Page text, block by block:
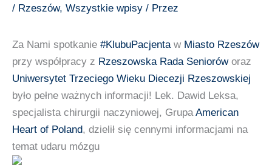
/ Rzeszów, Wszystkie wpisy / Przez
Za Nami spotkanie #KlubuPacjentaw Miasto Rzeszów
przy współpracy z Rzeszowska Rada Senioróworaz
Uniwersytet Trzeciego Wieku Diecezji Rzeszowskiej
było pełne ważnych informacji! Lek. Dawid Leksa,
specjalista chirurgii naczyniowej, GrupaAmerican
Heart of Poland, dzielił się cennymi informacjami na
temat udaru mózgu